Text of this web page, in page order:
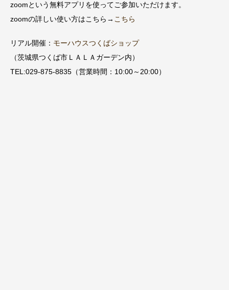
zoomという無料アプリを使ってご参加いただけます。
zoomの詳しい使い方はこちら→ こちら
リアル開催： モーハウスつくばショップ
（茨城県つくば市ＬＡＬＡガーデン内）
TEL:029-875-8835（営業時間：10:00～20:00）